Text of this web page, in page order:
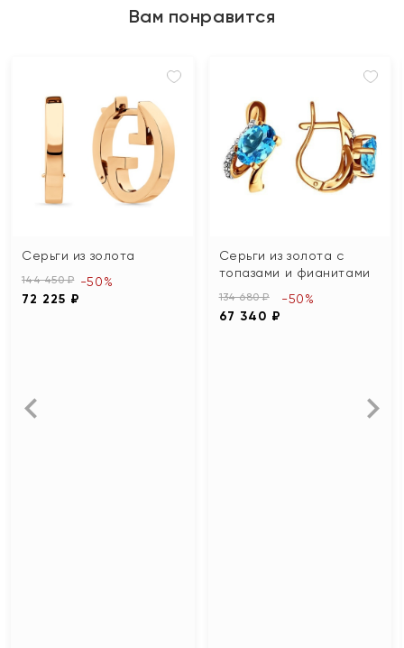
Вам понравится
Серьги из золота
144 450 ₽
72 225 ₽
-50%
Серьги из золота с
топазами и фианитами
134 680 ₽
67 340 ₽
-50%